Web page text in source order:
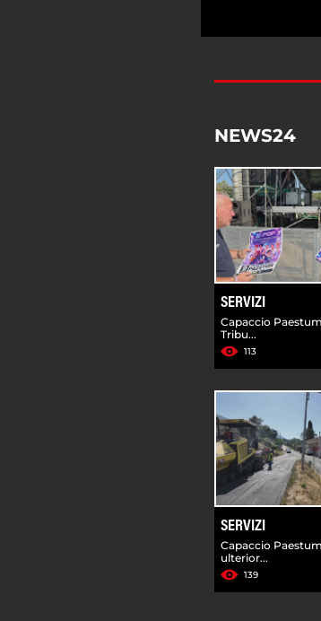
NEWS24
SERVIZI
Capaccio
Tribu...
113
SERVIZI
Capaccio Paestum
ulterior...
139